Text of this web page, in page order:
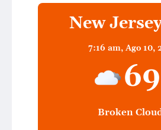
New
7:16 am, Ago 10,
69
Broken